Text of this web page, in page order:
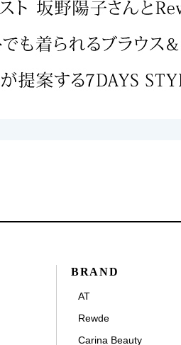
BRAND
AT
Rewde
Carina Beauty